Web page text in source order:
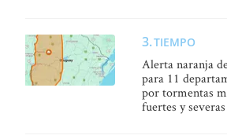
TIEMPO
Alerta naranja
para 11
por tormentas
fuertes y severas